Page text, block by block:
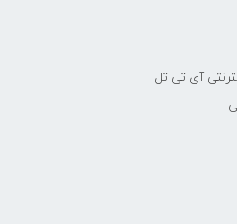
آی تی تل